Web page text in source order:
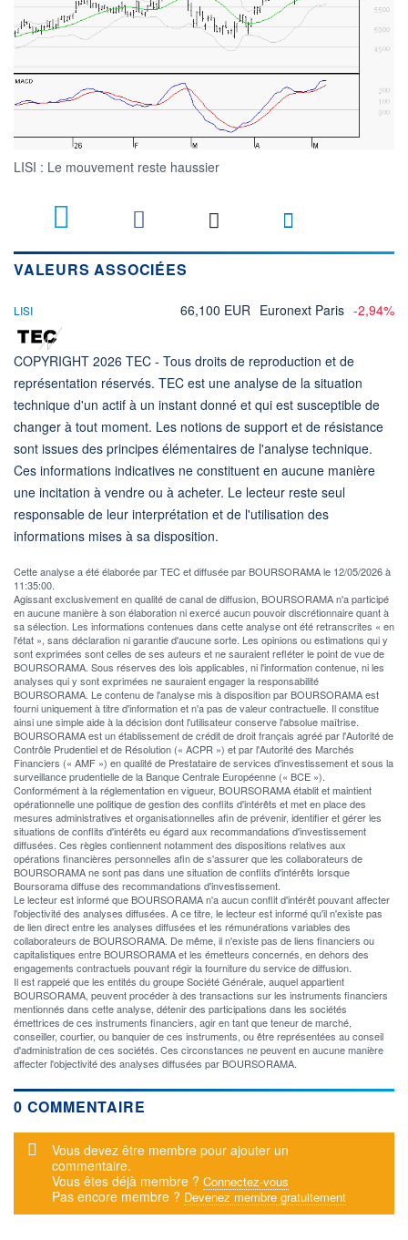
LISI : Le mouvement reste haussier
VALEURS ASSOCIÉES
LISI 66,100 EUR Euronext Paris -2,94%
COPYRIGHT 2026 TEC - Tous droits de reproduction et de
représentation réservés. TEC est une analyse de la situation
technique d'un actif à un instant donné et qui est susceptible de
changer à tout moment. Les notions de support et de résistance
sont issues des principes élémentaires de l'analyse technique.
Ces informations indicatives ne constituent en aucune manière
une incitation à vendre ou à acheter. Le lecteur reste seul
responsable de leur interprétation et de l'utilisation des
informations mises à sa disposition.
Cette analyse a été élaborée par TEC et diffusée par BOURSORAMA le 12/05/2026 à
11:35:00.
Agissant exclusivement en qualité de canal de diffusion, BOURSORAMA n'a participé
en aucune manière à son élaboration ni exercé aucun pouvoir discrétionnaire quant à
sa sélection. Les informations contenues dans cette analyse ont été retranscrites « en
l'état », sans déclaration ni garantie d'aucune sorte. Les opinions ou estimations qui y
sont exprimées sont celles de ses auteurs et ne sauraient refléter le point de vue de
BOURSORAMA. Sous réserves des lois applicables, ni l'information contenue, ni les
analyses qui y sont exprimées ne sauraient engager la responsabilité
BOURSORAMA. Le contenu de l'analyse mis à disposition par BOURSORAMA est
fourni uniquement à titre d'information et n'a pas de valeur contractuelle. Il constitue
ainsi une simple aide à la décision dont l'utilisateur conserve l'absolue maîtrise.
BOURSORAMA est un établissement de crédit de droit français agréé par l'Autorité de
Contrôle Prudentiel et de Résolution (« ACPR ») et par l'Autorité des Marchés
Financiers (« AMF ») en qualité de Prestataire de services d'investissement et sous la
surveillance prudentielle de la Banque Centrale Européenne (« BCE »).
Conformément à la réglementation en vigueur, BOURSORAMA établit et maintient
opérationnelle une politique de gestion des conflits d'intérêts et met en place des
mesures administratives et organisationnelles afin de prévenir, identifier et gérer les
situations de conflits d'intérêts eu égard aux recommandations d'investissement
diffusées. Ces règles contiennent notamment des dispositions relatives aux
opérations financières personnelles afin de s'assurer que les collaborateurs de
BOURSORAMA ne sont pas dans une situation de conflits d'intérêts lorsque
Boursorama diffuse des recommandations d'investissement.
Le lecteur est informé que BOURSORAMA n'a aucun conflit d'intérêt pouvant affecter
l'objectivité des analyses diffusées. A ce titre, le lecteur est informé qu'il n'existe pas
de lien direct entre les analyses diffusées et les rémunérations variables des
collaborateurs de BOURSORAMA. De même, il n'existe pas de liens financiers ou
capitalistiques entre BOURSORAMA et les émetteurs concernés, en dehors des
engagements contractuels pouvant régir la fourniture du service de diffusion.
Il est rappelé que les entités du groupe Société Générale, auquel appartient
BOURSORAMA, peuvent procéder à des transactions sur les instruments financiers
mentionnés dans cette analyse, détenir des participations dans les sociétés
émettrices de ces instruments financiers, agir en tant que teneur de marché,
conseiller, courtier, ou banquier de ces instruments, ou être représentées au conseil
d'administration de ces sociétés. Ces circonstances ne peuvent en aucune manière
affecter l'objectivité des analyses diffusées par BOURSORAMA.
0 COMMENTAIRE
Message d'alerte
Vous devez être membre pour ajouter un
commentaire.
Vous êtes déjà membre ? Connectez-vous
Pas encore membre ? Devenez membre gratuitement